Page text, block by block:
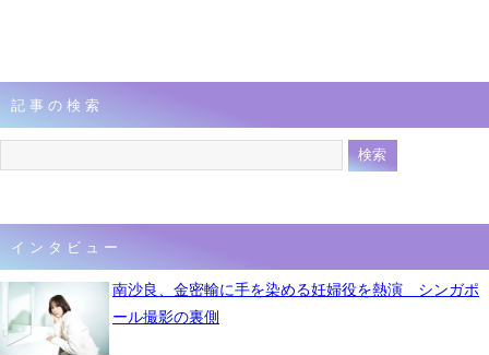
記事の検索
インタビュー
南沙良、金密輸に手を染める妊婦役を熱演 シンガポ
ール撮影の裏側